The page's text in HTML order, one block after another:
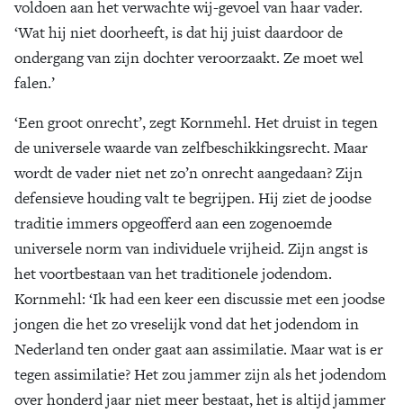
voldoen aan het verwachte wij-gevoel van haar vader.
‘Wat hij niet doorheeft, is dat hij juist daardoor de
ondergang van zijn dochter veroorzaakt. Ze moet wel
falen.’
‘Een groot onrecht’, zegt Kornmehl. Het druist in tegen
de universele waarde van zelfbeschikkingsrecht. Maar
wordt de vader niet net zo’n onrecht aangedaan? Zijn
defensieve houding valt te begrijpen. Hij ziet de joodse
traditie immers opgeofferd aan een zogenoemde
universele norm van individuele vrijheid. Zijn angst is
het voortbestaan van het traditionele jodendom.
Kornmehl: ‘Ik had een keer een discussie met een joodse
jongen die het zo vreselijk vond dat het jodendom in
Nederland ten onder gaat aan assimilatie. Maar wat is er
tegen assimilatie? Het zou jammer zijn als het jodendom
over honderd jaar niet meer bestaat, het is altijd jammer